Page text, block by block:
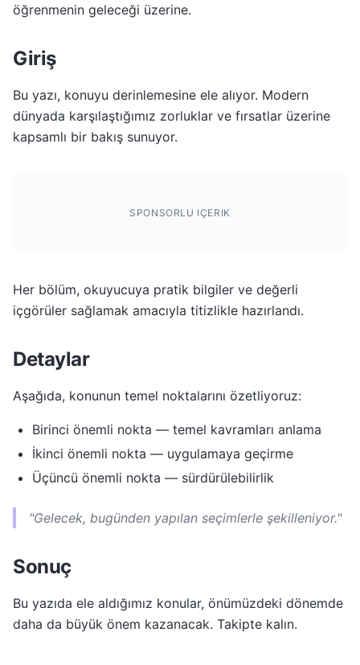
öğrenmenin geleceği üzerine.
Giriş
Bu yazı, konuyu derinlemesine ele alıyor. Modern
dünyada karşılaştığımız zorluklar ve fırsatlar üzerine
kapsamlı bir bakış sunuyor.
SPONSORLU IÇERIK
Her bölüm, okuyucuya pratik bilgiler ve değerli
içgörüler sağlamak amacıyla titizlikle hazırlandı.
Detaylar
Aşağıda, konunun temel noktalarını özetliyoruz:
Birinci önemli nokta — temel kavramları anlama
İkinci önemli nokta — uygulamaya geçirme
Üçüncü önemli nokta — sürdürülebilirlik
"Gelecek, bugünden yapılan seçimlerle şekilleniyor."
Sonuç
Bu yazıda ele aldığımız konular, önümüzdeki dönemde
daha da büyük önem kazanacak. Takipte kalın.